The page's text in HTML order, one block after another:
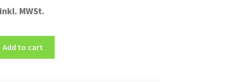
inkl. MWSt.
Add to cart